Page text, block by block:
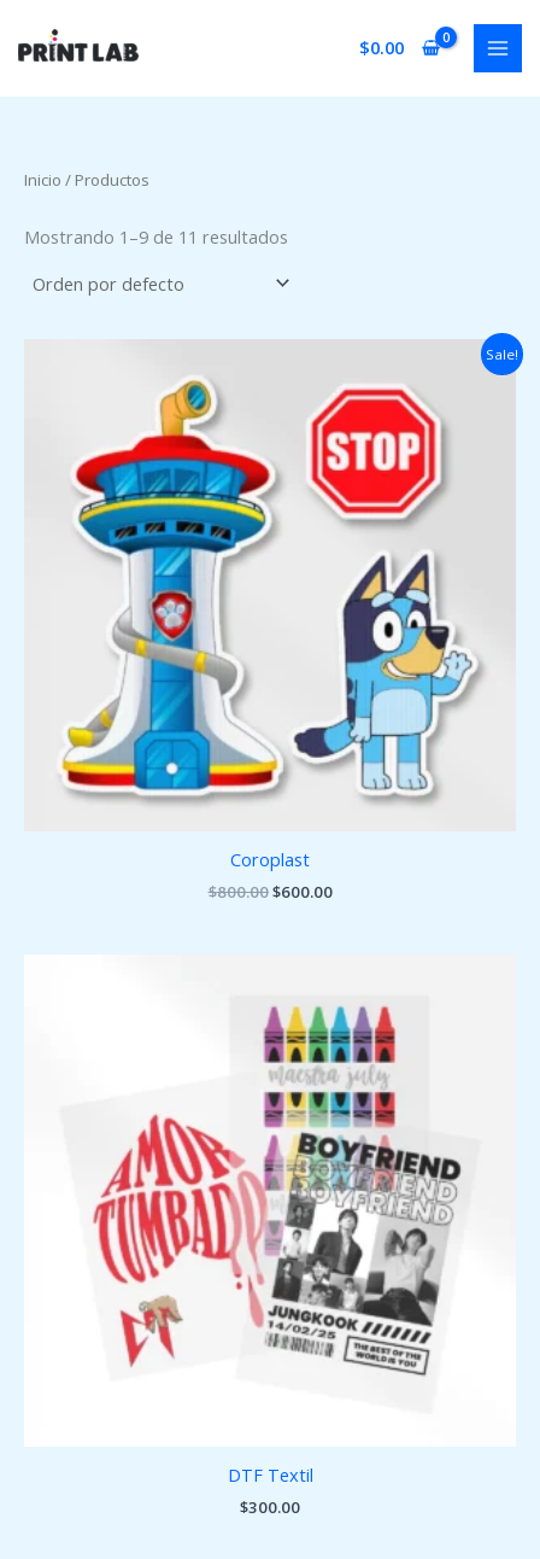
contenido
$0.00
Inicio / Productos
Mostrando 1–9 de 11 resultados
Sale!
Coroplast
$800.00
$800.00.
$600.00
is:
$600.00.
DTF Textil
$300.00